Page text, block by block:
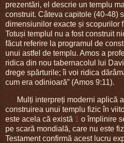
prezentări, el descrie un templu
construit. Câteva capitole (40-48)
dimensiunilor exacte și scopurilor
Totuși templul nu a fost construit
făcut referire la programul de
unui astfel de templu. Amos a
ridica din nou tabernacolul lui
drege spărturile; îi voi ridica
cum era odinioară” (Amos 9:11).
Mulți interpreți moderni aplică
construirea unui templu fizic în
este acela că există 1 o împlinire
pe scară mondială, care nu este
Testament confirmă acest lucru